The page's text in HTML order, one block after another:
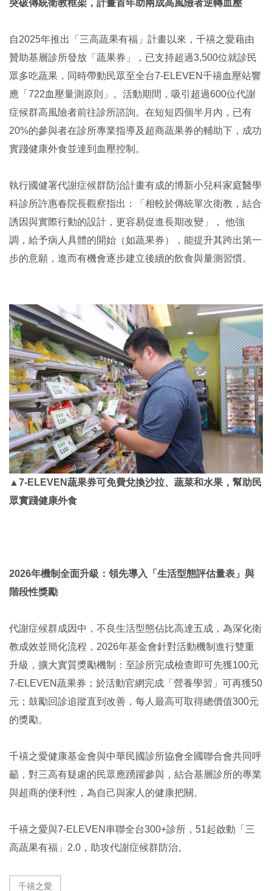
突破傳統衛教框架，計畫首年助兩成高風險者逆轉血壓
自2025年推出「三高蔬果有福」計畫以來，千禧之愛藉由
贊助基層診所發放「蔬果券」，已支持超過3,500位就診民
眾多吃蔬果，同時帶動民眾至全台7-ELEVEN千禧血壓站響
應「722血壓量測原則」。活動期間，吸引超過600位代謝
症候群高風險者前往診所諮詢。在短短四個半月內，已有
20%的參與者在診所專業指導及超商蔬果券的輔助下，成功
實踐健康外食並達到血壓控制。
執行國健署代謝症候群防治計畫有成的博新小兒科家庭醫學
科診所許惠春院長觀察指出：「相較於傳統單次衛教，結合
誘因與實際行動的設計，更容易促進長期改變」， 他強
調，給予病人具體的開始（如蔬果券），能提升其跨出第一
步的意願，進而有機會逐步建立後續的飲食與量測習慣。
▲7-ELEVEN蔬果券可免費兌換沙拉、蔬菜和水果，幫助民
眾實踐健康外食
2026年機制全面升級：領先導入「生活型態評估量表」與
階段性獎勵
代謝症候群成因中，不良生活型態佔比高達五成，為深化衛
教成效並簡化流程，2026年基金會針對活動機制進行雙重
升級，擴大實質獎勵機制：至診所完成檢查即可先獲100元
7-ELEVEN蔬果券；於活動官網完成「營養學習」可再獲50
元；鼓勵回診追蹤直到改善，每人最高可取得總價值300元
的獎勵。
千禧之愛健康基金會與中華民國診所協會全國聯合會共同呼
籲，對三高有疑慮的民眾應踴躍參與，結合基層診所的專業
與超商的便利性，為自己與家人的健康把關。
千禧之愛與7-ELEVEN串聯全台300+診所，51起啟動「三
高蔬果有福」2.0，助攻代謝症候群防治。
千禧之愛